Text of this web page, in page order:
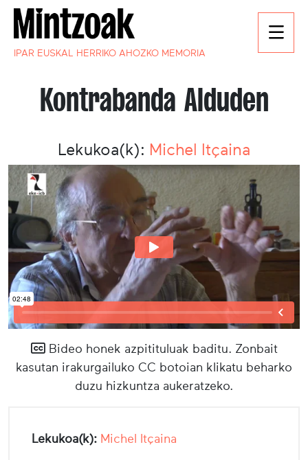
IPAR EUSKAL HERRIKO AHOZKO MEMORIA
Kontrabanda Alduden
Lekukoa(k): Michel Itçaina
Bideo honek azpitituluak baditu. Zonbait
kasutan irakurgailuko CC botoian klikatu beharko
duzu hizkuntza aukeratzeko.
Lekukoa(k): Michel Itçaina